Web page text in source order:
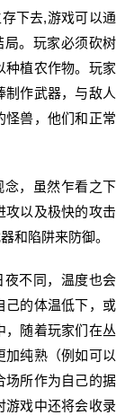
下去,游戏可以通
局。玩家必须砍树
种植农作物。玩家
作武器，与敌人
怪兽，他们和正常
，虽然乍看之下
攻以及极快的攻击
和陷阱来防御。
不同，温度也会
己的体温低下，或
，随着玩家们在丛
纯熟（例如可以
场所作为自己的据
游戏中还将会收录